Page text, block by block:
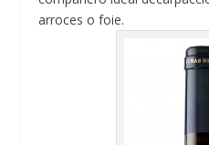
arroces o foie.